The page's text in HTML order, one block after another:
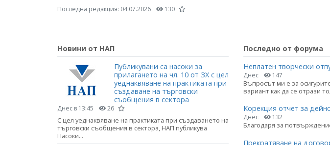
Последна редакция: 04.07.2026 130
Новини от НАП
Публикувани са насоки за
прилагането на чл. 10 от ЗХ с цел
уеднаквяване на практиката при
създаване на търговски
съобщения в сектора
Днес в 13:45 26
С цел уеднаквяване на практиката при създаването на
търговски съобщения в сектора, НАП публикува
Насоки...
Последно от форума
Неплатен творчески
Днес 147
Въпросът ми е за
вариант как да се отрази
Корекция отчет за
Днес 132
Благодаря за
Прекратяване на